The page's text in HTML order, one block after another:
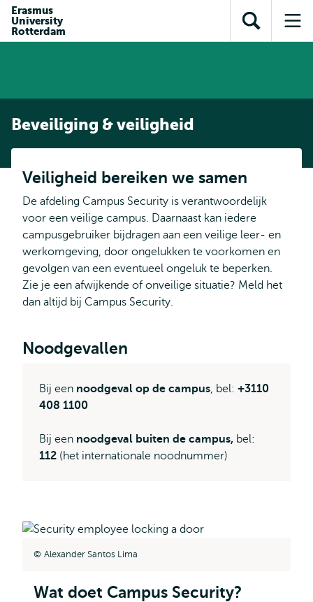
inhoud
Direct naar
subnavigatie
Erasmus
University
Rotterdam
Toon
zoekveld
Beveiliging & veiligheid
Veiligheid bereiken we samen
De afdeling Campus Security is verantwoordelijk
voor een veilige campus. Daarnaast kan iedere
campusgebruiker bijdragen aan een veilige leer- en
werkomgeving, door ongelukken te voorkomen en
gevolgen van een eventueel ongeluk te beperken.
Zie je een afwijkende of onveilige situatie? Meld het
dan altijd bij Campus Security.
Noodgevallen
Bij een noodgeval op de campus, bel: +3110
408 1100
Bij een noodgeval buiten de campus, bel:
112 (het internationale noodnummer)
Alexander Santos Lima
Wat doet Campus Security?